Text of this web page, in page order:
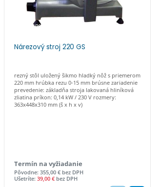
Nárezový stroj 220 GS
rezný stôl uložený šikmo hladký nôž s priemerom
220 mm hrúbka rezu 0-15 mm brúsne zariadenie
prevedenie: základňa stroja lakovaná hliníková
zliatina príkon: 0,14 kW / 230 V rozmery:
363x448x310 mm (š x h x v)
Termín na vyžiadanie
Pôvodne: 355,00 € bez DPH
Ušetríte: 39,00 € bez DPH